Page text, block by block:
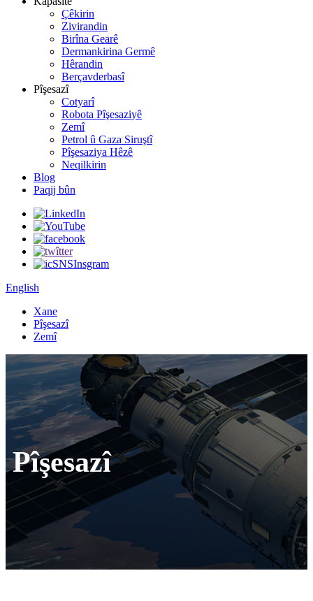
Çêkirin
Zivirandin
Birîna Gearê
Dermankirina Germê
Hêrandin
Berçavderbasî
Pîşesazî
Cotyarî
Robota Pîşesaziyê
Zemî
Petrol û Gaza Siruştî
Pîşesaziya Hêzê
Neqilkirin
Blog
Paqij bûn
English
Xane
Pîşesazî
Zemî
Pîşesazî